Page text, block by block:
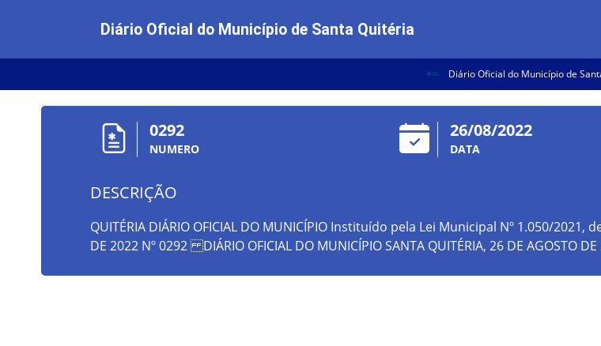
Diário Oficial do Município de Santa Quitéria
Diário Oficial do Município de
0292
NUMERO
26/08/2022
DATA
DESCRIÇÃO
QUITÉRIA DIÁRIO OFICIAL DO MUNICÍPIO Instituído pela Lei Municipal Nº 1.050/2021,
DE 2022 Nº 0292 DIÁRIO OFICIAL DO MUNICÍPIO SANTA QUITÉRIA, 26 DE AGOSTO DE